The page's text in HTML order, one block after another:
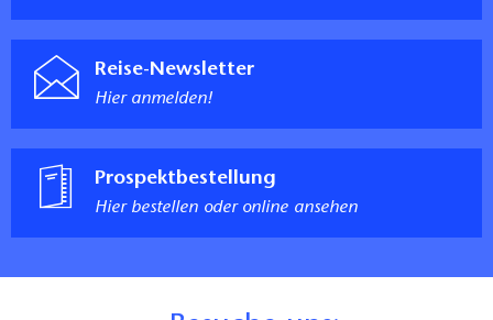
Reise-Newsletter
Hier anmelden!
Prospektbestellung
Hier bestellen oder online ansehen